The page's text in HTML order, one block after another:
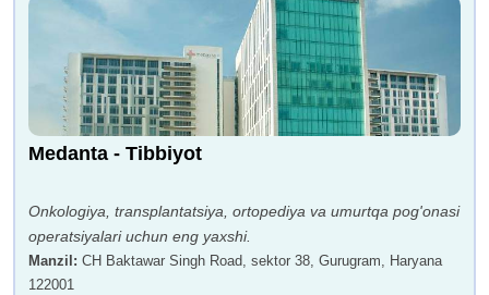
Medanta - Tibbiyot
Onkologiya, transplantatsiya, ortopediya va umurtqa pog'onasi
operatsiyalari uchun eng yaxshi.
Manzil : CH Baktawar Singh Road, sektor 38, Gurugram, Haryana
122001